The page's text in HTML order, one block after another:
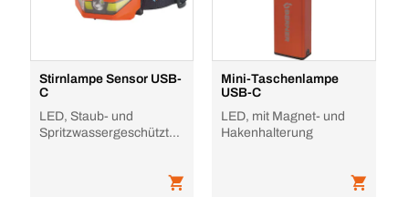
Stirnlampe Sensor USB-
C
LED, Staub- und
Spritzwassergeschützt
Mini-Taschenlampe
USB-C
LED, mit Magnet- und
Hakenhalterung